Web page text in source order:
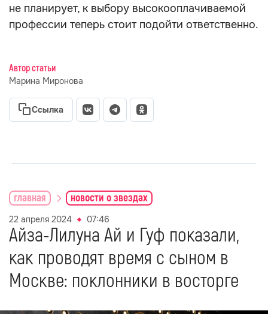
не планирует, к выбору высокооплачиваемой
профессии теперь стоит подойти ответственно.
Автор статьи
Марина Миронова
Ссылка
главная новости о звездах
22 апреля 2024 07:46
Айза-Лилуна Ай и Гуф показали,
как проводят время с сыном в
Москве: поклонники в восторге